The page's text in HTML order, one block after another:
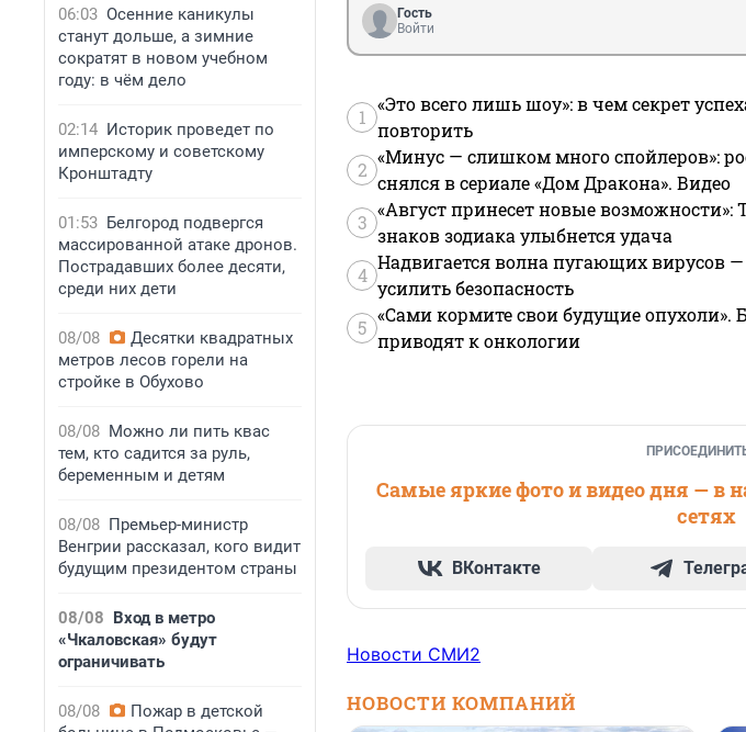
06:03 Осенние каникулы
станут дольше, а зимние
сократят в новом учебном
году: в чём дело
02:14 Историк проведет по
имперскому и советскому
Кронштадту
01:53 Белгород подвергся
массированной атаке дронов.
Пострадавших более десяти,
среди них дети
08/08
Десятки квадратных
метров лесов горели на
стройке в Обухово
08/08 Можно ли пить квас
тем, кто садится за руль,
беременным и детям
08/08 Премьер-министр
Венгрии рассказал, кого видит
будущим президентом страны
08/08 Вход в метро
«Чкаловская» будут
ограничивать
08/08
Пожар в детской
Гость
Войти
1
«Это всего лишь шоу»: в чем секрет
повторить
2
«Минус — слишком много спойлеров»:
снялся в сериале «Дом Дракона». Видео
3
«Август принесет новые возможности»:
знаков зодиака улыбнется удача
4
Надвигается волна пугающих вирусов
усилить безопасность
5
«Сами кормите свои будущие опухоли».
приводят к онкологии
Самые яркие фото и видео дня — в
сетях
ВКонтакте
Новости СМИ2
НОВОСТИ КОМПАНИЙ